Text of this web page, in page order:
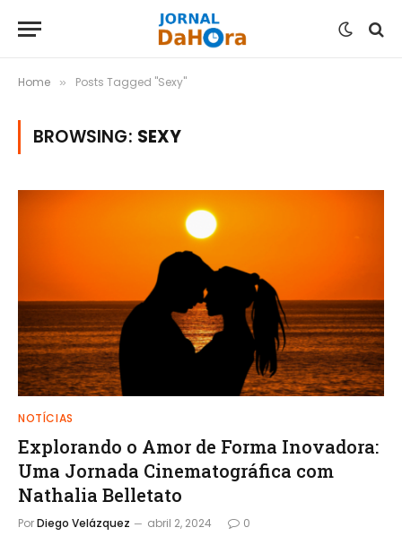
Home » Posts Tagged "Sexy"
BROWSING: SEXY
NOTÍCIAS
Explorando o Amor de Forma Inovadora:
Uma Jornada Cinematográfica com
Nathalia Belletato
PorDiego Velázquez abril 2, 2024 0